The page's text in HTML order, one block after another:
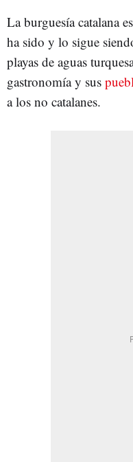
La burguesía catalana
ha sido y lo sigue
playas de aguas
gastronomía y sus
a los no catalanes.